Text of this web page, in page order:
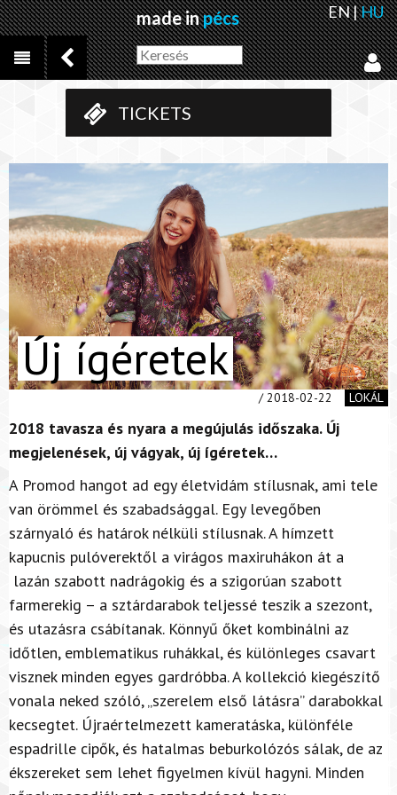
made inpécs EN|HU
TICKETS
Új ígéretek
/ 2018-02-22 LOKÁL
2018 tavasza és nyara a megújulás időszaka. Új
megjelenések, új vágyak, új ígéretek…
A Promod hangot ad egy életvidám stílusnak, ami tele
van örömmel és szabadsággal. Egy levegőben
szárnyaló és határok nélküli stílusnak. A hímzett
kapucnis pulóverektől a virágos maxiruhákon át a
lazán szabott nadrágokig és a szigorúan szabott
farmerekig – a sztárdarabok teljessé teszik a szezont,
és utazásra csábítanak. Könnyű őket kombinálni az
időtlen, emblematikus ruhákkal, és különleges csavart
visznek minden egyes gardróbba. A kollekció kiegészítő
vonala neked szóló, „szerelem első látásra” darabokkal
kecsegtet. Újraértelmezett kameratáska, különféle
espadrille cipők, és hatalmas beburkolózós sálak, de az
ékszereket sem lehet figyelmen kívül hagyni. Minden